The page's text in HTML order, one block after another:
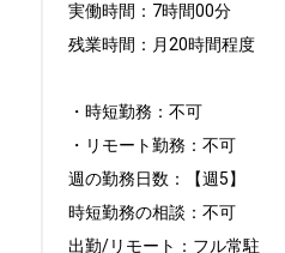
実働時間：7時間00分
残業時間：月20時間程度
・時短勤務：不可
・リモート勤務：不可
週の勤務日数：【週5】
時短勤務の相談：不可
出勤/リモート：フル常駐